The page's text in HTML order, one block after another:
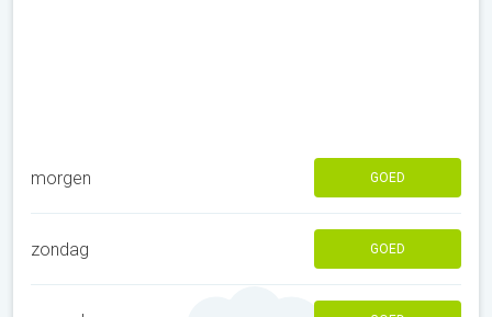
morgen GOED
zondag GOED